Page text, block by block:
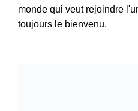
monde qui veut rejoindre
toujours le bienvenu.